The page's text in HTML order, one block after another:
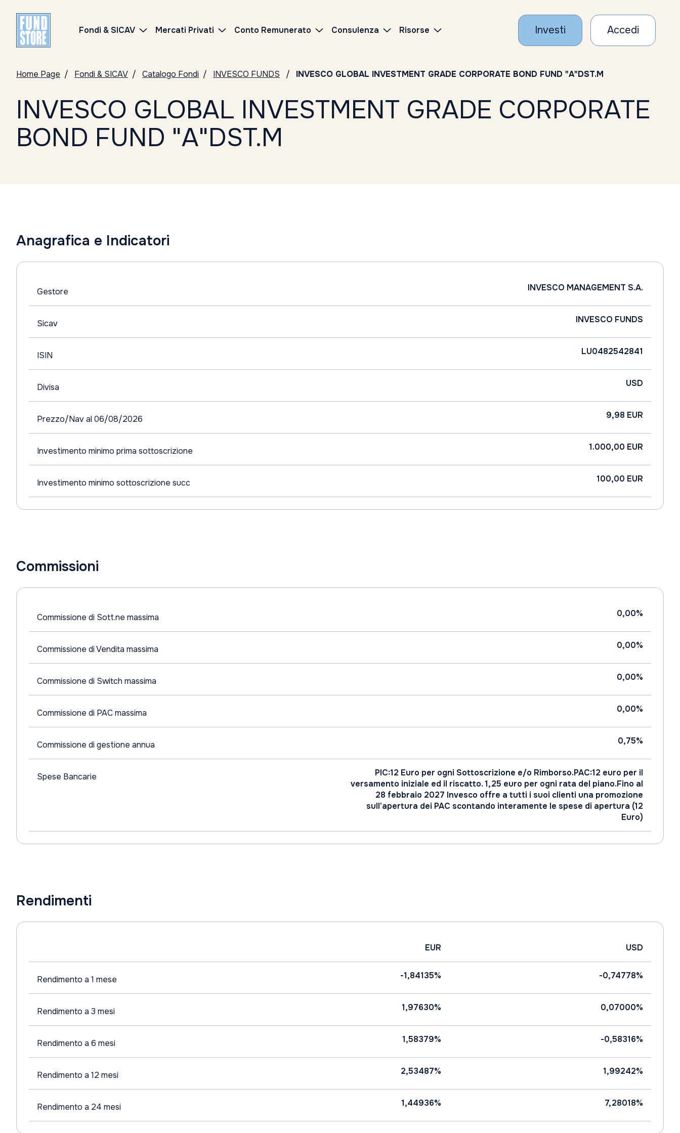
Fondi & SICAV Mercati Privati Conto Remunerato Consulenza Risorse Investi Accedi
Home Page Fondi & SICAV Catalogo Fondi INVESCO FUNDS INVESCO GLOBAL INVESTMENT GRADE CORPORATE BOND FUND "A"DST.M
INVESCO GLOBAL INVESTMENT GRADE CORPORATE
BOND FUND "A"DST.M
Anagrafica e Indicatori
Gestore INVESCO MANAGEMENT S.A.
Sicav INVESCO FUNDS
ISIN LU0482542841
Divisa USD
Prezzo/Nav al 06/08/2026 9,98 EUR
Investimento minimo prima sottoscrizione 1.000,00 EUR
Investimento minimo sottoscrizione succ 100,00 EUR
Commissioni
Commissione di Sott.ne massima 0,00%
Commissione di Vendita massima 0,00%
Commissione di Switch massima 0,00%
Commissione di PAC massima 0,00%
Commissione di gestione annua 0,75%
Spese Bancarie
PIC:12 Euro per ogni Sottoscrizione e/o Rimborso.PAC:12 euro per il
versamento iniziale ed il riscatto. 1,25 euro per ogni rata del piano.Fino al
28 febbraio 2027 Invesco offre a tutti i suoi clienti una promozione
sull'apertura dei PAC scontando interamente le spese di apertura (12
Euro)
Rendimenti
EUR USD
Rendimento a 1 mese -1,84135% -0,74778%
Rendimento a 3 mesi 1,97630% 0,07000%
Rendimento a 6 mesi 1,58379% -0,58316%
Rendimento a 12 mesi 2,53487% 1,99242%
Rendimento a 24 mesi 1,44936% 7,28018%